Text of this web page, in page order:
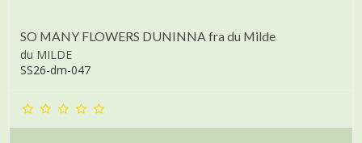
SO MANY FLOWERS DUNINNA fra du Milde
du MILDE
SS26-dm-047